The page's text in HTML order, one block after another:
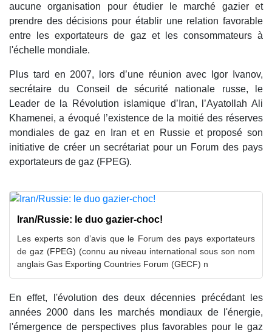
aucune organisation pour étudier le marché gazier et
prendre des décisions pour établir une relation favorable
entre les exportateurs de gaz et les consommateurs à
l'échelle mondiale.
Plus tard en 2007, lors d’une réunion avec Igor Ivanov,
secrétaire du Conseil de sécurité nationale russe, le
Leader de la Révolution islamique d’Iran, l’Ayatollah Ali
Khamenei, a évoqué l’existence de la moitié des réserves
mondiales de gaz en Iran et en Russie et proposé son
initiative de créer un secrétariat pour un Forum des pays
exportateurs de gaz (FPEG).
Iran/Russie: le duo gazier-choc!
Les experts son d’avis que le Forum des pays exportateurs
de gaz (FPEG) (connu au niveau international sous son nom
anglais Gas Exporting Countries Forum (GECF) n
En effet, l'évolution des deux décennies précédant les
années 2000 dans les marchés mondiaux de l'énergie,
l'émergence de perspectives plus favorables pour le gaz